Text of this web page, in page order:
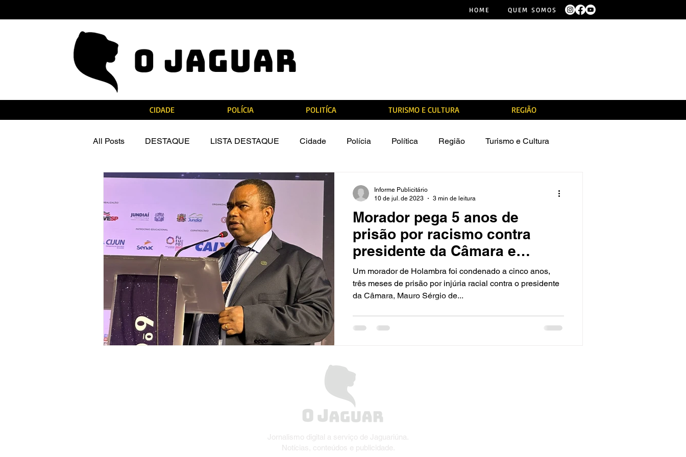
HOME QUEM SOMOS
CIDADE POLÍCIA POLITÍCA TURISMO E CULTURA REGIÃO
All Posts DESTAQUE LISTA DESTAQUE Cidade Polícia Política Região Turismo e Cultura
Notas de Falecimento Na Mira do Jaguar
Morador pega 5 anos de
prisão por racismo contra
presidente da Câmara e
policial militar
Um morador de Holambra foi condenado a cinco anos,
três meses de prisão por injúria racial contra o presidente
da Câmara, Mauro Sérgio de...
Informe Publicitário
10 de jul. de 2023
3 min de leitura
Jornalismo digital a serviço de Jaguariúna.
Notícias, conteúdos e publicidade.